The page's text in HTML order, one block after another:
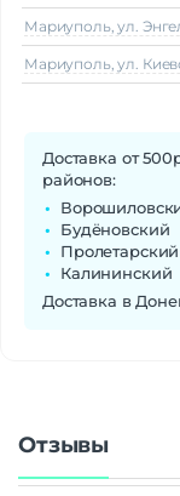
Мариуполь, ул.
Мариуполь, ул.
Доставка от
районов:
Будёновский
Пролетарский
Калининский
Доставка в
Отзывы